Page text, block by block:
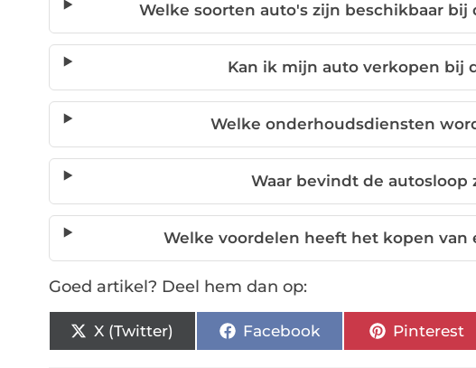
Welke soorten auto's zijn beschikbaar bij
Kan ik mijn auto verkopen bij
Welke onderhoudsdiensten
Waar bevindt de autosloop
Welke voordelen heeft het kopen van
Goed artikel? Deel hem dan op:
X (Twitter) Facebook Pinterest